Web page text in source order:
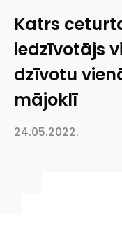
Katrs
iedzīvotājs
dzīvotu
mājoklī
24.05.2022.